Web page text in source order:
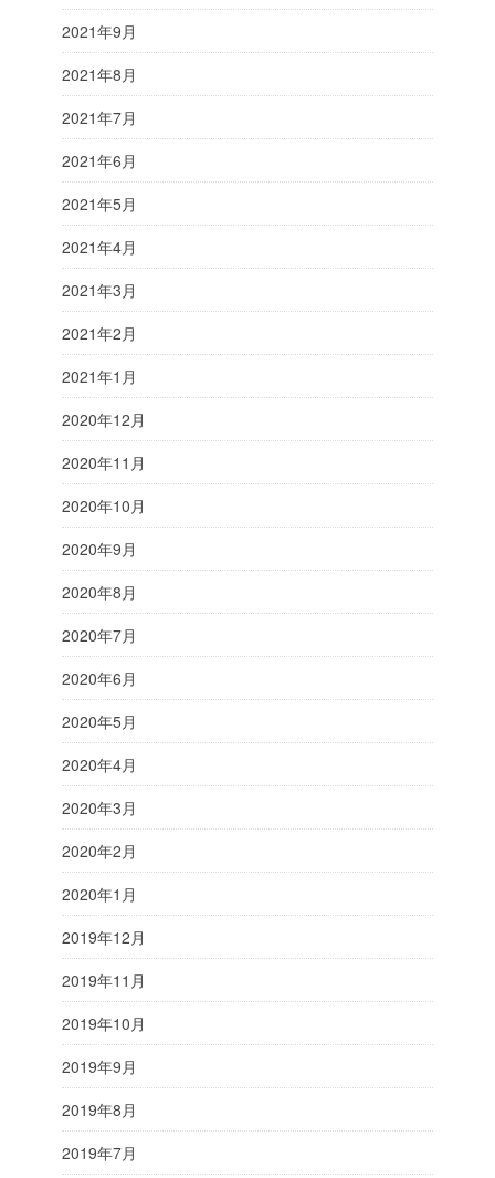
2021年9月
2021年8月
2021年7月
2021年6月
2021年5月
2021年4月
2021年3月
2021年2月
2021年1月
2020年12月
2020年11月
2020年10月
2020年9月
2020年8月
2020年7月
2020年6月
2020年5月
2020年4月
2020年3月
2020年2月
2020年1月
2019年12月
2019年11月
2019年10月
2019年9月
2019年8月
2019年7月